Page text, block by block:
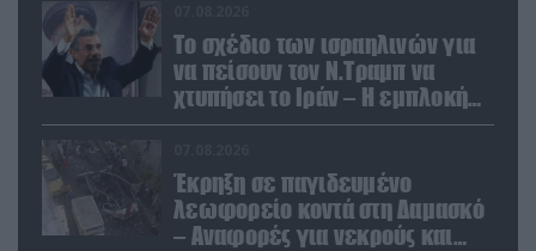
Το σχέδιο των ισραηλινών για
να πείσουν τον Ν.Τραμπ να
χτυπήσει το Ιράν – Η εμπλοκή
του Μ.Αχμαντινετζάντ
Έκρηξη σε παγιδευμένο
λεωφορείο κοντά στη Δαμασκό
– Αναφορές για νεκρούς και